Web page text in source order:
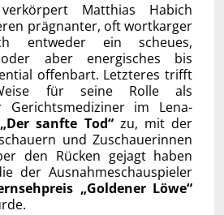
Matthias Habich
prägnanter, oft wortkarger
entweder ein scheues,
oder aber energisches bis
offenbart. Letzteres trifft
für seine Rolle als
Gerichtsmediziner im Lena-
sanfte Tod“zu, mit der
und Zuschauerinnen
den Rücken gejagt haben
der Ausnahmeschauspieler
„Goldener Löwe“